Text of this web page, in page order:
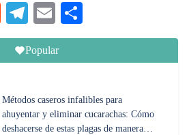
R
ed
di
Te
le
gr
m
E
m
ail
o
m
rti
r
Popular
Métodos caseros infalibles para
ahuyentar y eliminar cucarachas: Cómo
deshacerse de estas plagas de manera…